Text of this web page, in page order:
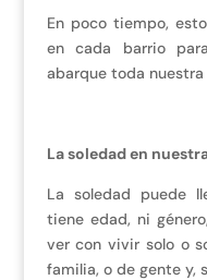
En poco tiempo,
en cada barrio
abarque toda
La soledad en
La soledad puede
tiene edad, ni
ver con vivir solo o
familia, o de gente y,